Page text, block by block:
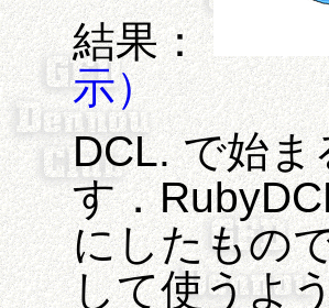
結果：
示）
DCL. で始
す．
にしたもの
して使うよ